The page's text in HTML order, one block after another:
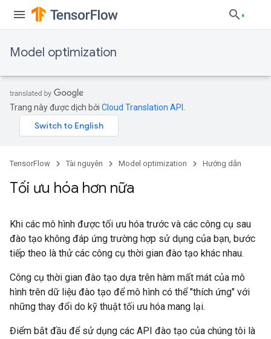
Model optimization
Trang này được dịch bởi Cloud Translation API
TensorFlow Tài nguyên Model optimization Hướng dẫn
Tối ưu hóa hơn nữa
Khi các mô hình được tối ưu hóa trước và các công cụ sau
đào tạo không đáp ứng trường hợp sử dụng của bạn, bước
tiếp theo là thử các công cụ thời gian đào tạo khác nhau.
Công cụ thời gian đào tạo dựa trên hàm mất mát của mô
hình trên dữ liệu đào tạo để mô hình có thể "thích ứng" với
những thay đổi do kỹ thuật tối ưu hóa mang lại.
Điểm bắt đầu để sử dụng các API đào tạo của chúng tôi là